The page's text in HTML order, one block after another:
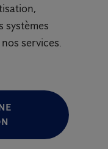
systèmes
services.